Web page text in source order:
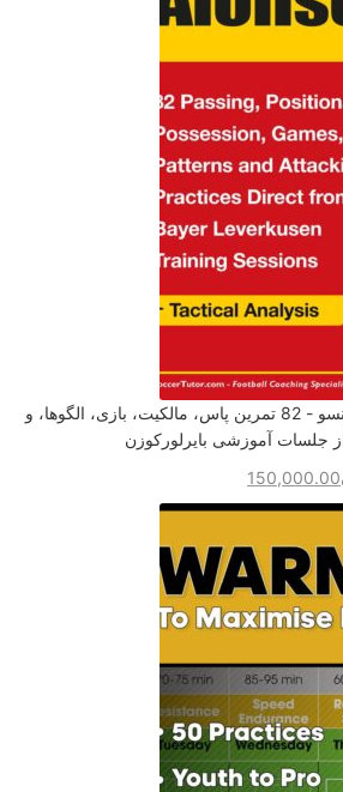
خرید آنلاین کتاب ژابی آلونسو - 82 تمرین پاس، مالکیت، بازی، الگوها، و
جلسات آموزشی بایرلورکوزن
150,000.00